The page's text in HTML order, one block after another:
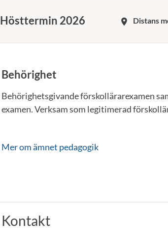
Hösttermin 2026 room
Behörighet
Behörighetsgivande förskollärarexamen
examen. Verksam som legitimerad
Mer om ämnet pedagogik
Kontakt